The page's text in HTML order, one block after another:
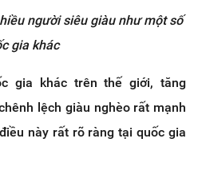
người siêu giàu như một số
gia khác
gia khác trên thế giới, tăng
lệch giàu nghèo rất mạnh
này rất rõ ràng tại quốc gia